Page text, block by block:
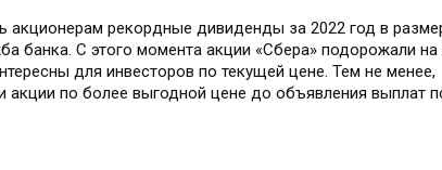
акционерам рекордные дивиденды за 2022 год в
банка. С этого момента акции «Сбера» подорожали на
для инвесторов по текущей цене. Тем не менее,
акции по более выгодной цене до объявления выплат